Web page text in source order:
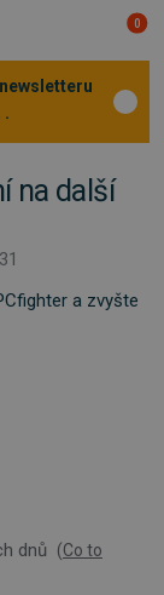
0
newsletteru
na další
a zvyšte
dnů (Co to